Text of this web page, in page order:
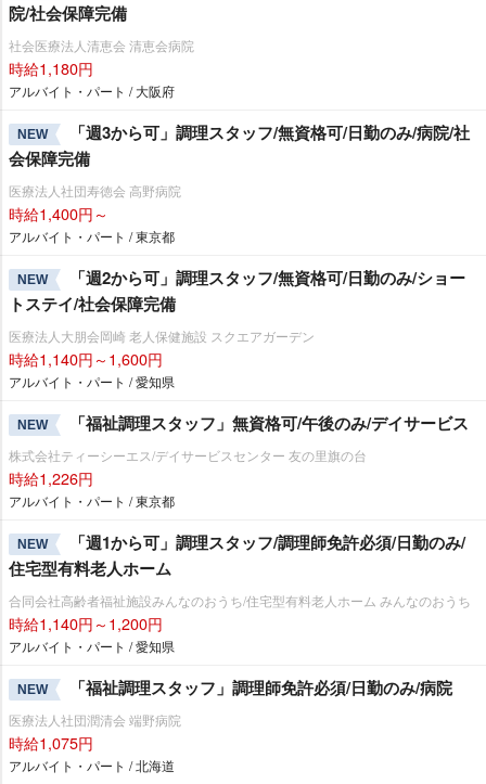
院/社会保障完備
社会医療法人清恵会 清恵会病院
時給1,180円
アルバイト・パート / 大阪府
NEW
「週3から可」調理スタッフ/無資格可/日勤のみ/病院/社
会保障完備
医療法人社団寿徳会 高野病院
時給1,400円～
アルバイト・パート / 東京都
NEW
「週2から可」調理スタッフ/無資格可/日勤のみ/ショー
トステイ/社会保障完備
医療法人大朋会岡崎 老人保健施設 スクエアガーデン
時給1,140円～1,600円
アルバイト・パート / 愛知県
NEW 「福祉調理スタッフ」無資格可/午後のみ/デイサービス
株式会社ティーシーエス/デイサービスセンター 友の里旗の台
時給1,226円
アルバイト・パート / 東京都
NEW
「週1から可」調理スタッフ/調理師免許必須/日勤のみ/
住宅型有料老人ホーム
合同会社高齢者福祉施設みんなのおうち/住宅型有料老人ホーム みんなのおうち
時給1,140円～1,200円
アルバイト・パート / 愛知県
NEW 「福祉調理スタッフ」調理師免許必須/日勤のみ/病院
医療法人社団潤清会 端野病院
時給1,075円
アルバイト・パート / 北海道